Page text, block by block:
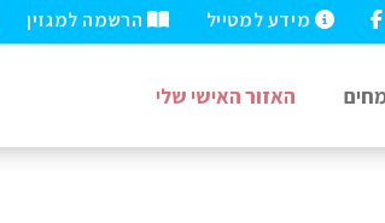
הרשמה למגזין מידע למטייל
האזור האישי שלי